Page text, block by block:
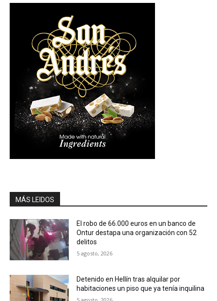
MÁS LEIDOS
El robo de 66.000 euros en un banco de
Ontur destapa una organización con 52
delitos
5 agosto, 2026
Detenido en Hellín tras alquilar por
habitaciones un piso que ya tenía inquilina